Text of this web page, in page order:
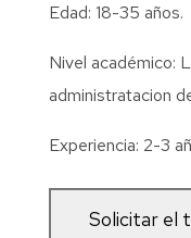
Edad: 18-35 años.
Nivel académico:
administratacion
Experiencia: 2-3